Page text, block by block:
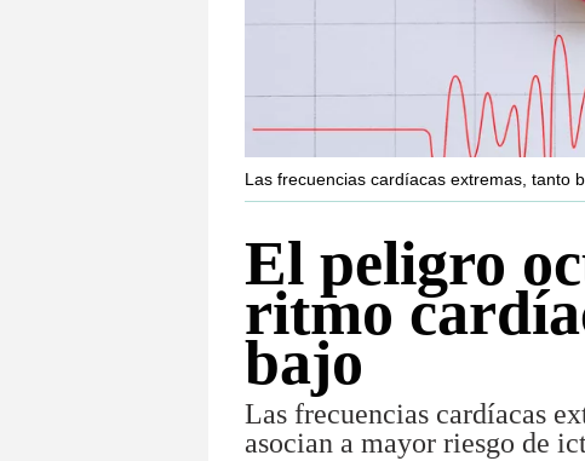
Las frecuencias cardíacas extremas, tanto
El peligro
ritmo
bajo
Las frecuencias cardíacas
asocian a mayor riesgo de